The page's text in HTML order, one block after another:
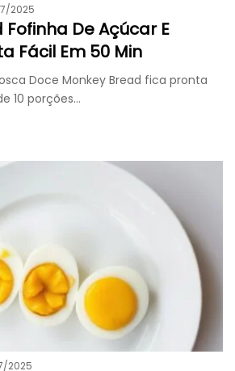
2025
De Açúcar E
Fácil Em 50 Min
Doce Monkey Bread fica pronta
10 porções…
2025